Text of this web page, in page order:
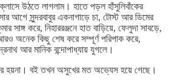
উঠতে লাগলাম। হাতে পড়ল হাঁসুলিবাঁকের
আগে সুন্দরবাবুর একনাগাড়ে চা, টোস্ট আর ডিমের
সাঙ্গ করে, নিহাররঞ্জনে হাত বাড়িয়ে, ফেলুদা সাবড়ে,
আরও অনেক কিছু শেষ করে সম্পূর্ণ পরিপাক করে,
আর মানিক বন্দোপাধ্যায় যুগলে।
হয়না। বই তখন অসুখের মত অভ্যেস হয়ে গেছে।